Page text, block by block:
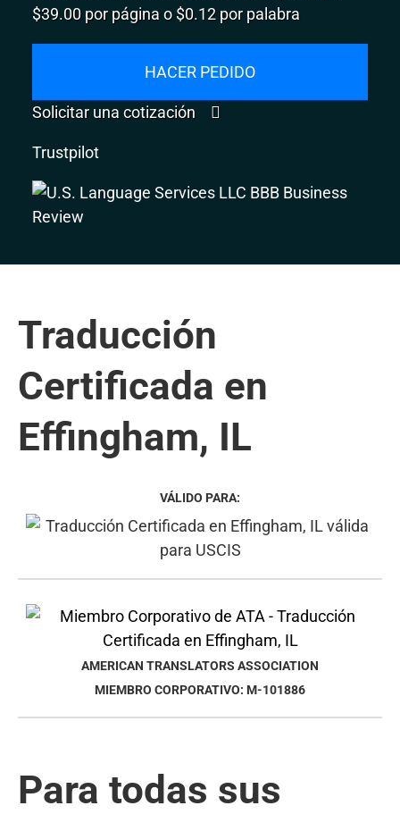
$39.00 por página o $0.12 por palabra
HACER PEDIDO
Solicitar una cotización
Trustpilot
Traducción
Certificada en
Effingham, IL
VÁLIDO PARA:
AMERICAN TRANSLATORS ASSOCIATION
MIEMBRO CORPORATIVO: M-101886
Para todas sus